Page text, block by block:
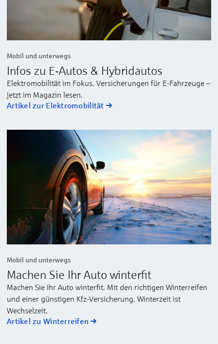
Mobil und unterwegs
Infos zu E-Autos & Hybridautos
Elektromobilität im Fokus. Versicherungen für E-Fahrzeuge –
jetzt im Magazin lesen.
Artikel zur Elektromobilität
Mobil und unterwegs
Machen Sie Ihr Auto winterfit
Machen Sie Ihr Auto winterfit. Mit den richtigen Winterreifen
und einer günstigen Kfz-Versicherung. Winterzeit ist
Wechselzeit.
Artikel zu Winterreifen